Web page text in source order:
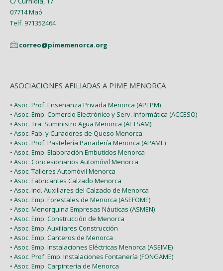
Enero (2)
07714 Maó
Telf. 971352464
correo@pimemenorca.org
ASOCIACIONES AFILIADAS A PIME MENORCA
• Asoc. Prof. Enseñanza Privada Menorca (APEPM)
• Asoc. Emp. Comercio Electrónico y Serv. Informática (ACCESO)
• Asoc. Tra. Suministro Agua Menorca (AETSAM)
• Asoc. Fab. y Curadores de Queso Menorca
• Asoc. Prof. Pastelería Panadería Menorca (APAME)
• Asoc. Emp. Elaboración Embutidos Menorca
• Asoc. Concesionarios Automóvil Menorca
• Asoc. Talleres Automóvil Menorca
• Asoc. Fabricantes Calzado Menorca
• Asoc. Ind. Auxiliares del Calzado de Menorca
• Asoc. Emp. Forestales de Menorca (ASEFOME)
• Asoc. Menorquina Empresas Náuticas (ASMEN)
• Asoc. Emp. Construcción de Menorca
• Asoc. Emp. Auxiliares Construcción
• Asoc. Emp. Canteros de Menorca
• Asoc. Emp. Instalaciones Eléctricas Menorca (ASEIME)
• Asoc. Prof. Emp. Instalaciones Fontanería (FONGAME)
• Asoc. Emp. Carpintería de Menorca